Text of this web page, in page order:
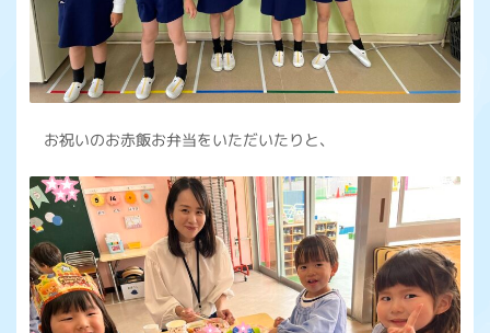
お祝いのお赤飯お弁当をいただいたりと、